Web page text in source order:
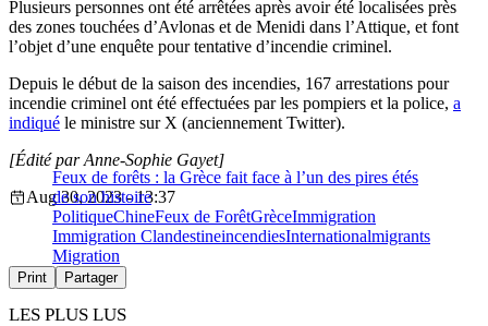
Plusieurs personnes ont été arrêtées après avoir été localisées près
des zones touchées d’Avlonas et de Menidi dans l’Attique, et font
l’objet d’une enquête pour tentative d’incendie criminel.
Depuis le début de la saison des incendies, 167 arrestations pour
incendie criminel ont été effectuées par les pompiers et la police, a
indiqué le ministre sur X (anciennement Twitter).
Feux de forêts : la Grèce fait face à l’un des pires étés
de son histoire
[Édité par Anne-Sophie Gayet]
Aug 30, 2023 - 13:37
PolitiqueChineFeux de ForêtGrèceImmigration
Immigration ClandestineincendiesInternationalmigrants
Migration
Print Partager
LES PLUS LUS